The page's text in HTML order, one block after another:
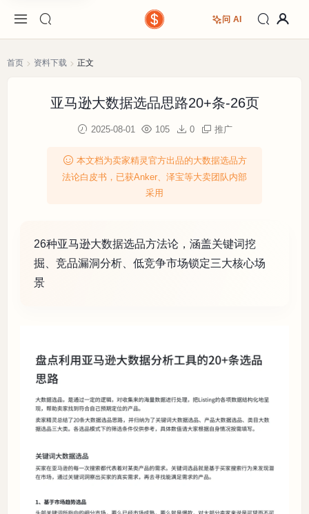
问 AI
首页 资料下载 正文
亚马逊大数据选品思路20+条-26页
2025-08-01 105 0 推广
本文档为卖家精灵官方出品的大数据选品方
法论白皮书，已获Anker、泽宝等大卖团队内部
采用
26种亚马逊大数据选品方法论，涵盖关键词挖
掘、竞品漏洞分析、低竞争市场锁定三大核心场
景